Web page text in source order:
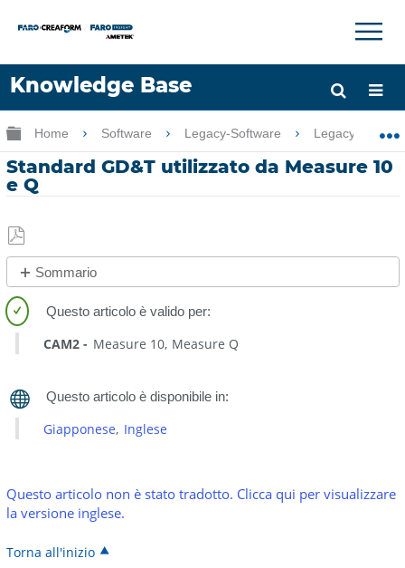
Knowledge Base
Lingua
Chiedere aiuto Accesso
×
Ingrandisci/riduci gerarchia globale
Home Software Legacy-Software Legacy-
Standard GD&T utilizzato da Measure 10
e Q
Salva
come
PDF
Sommario
No
intestazioni
CAM2 Measure 10 Measure Q
Giapponese Inglese
Questo articolo non è stato tradotto. Clicca qui per visualizzare
la versione inglese.
Torna all'inizio